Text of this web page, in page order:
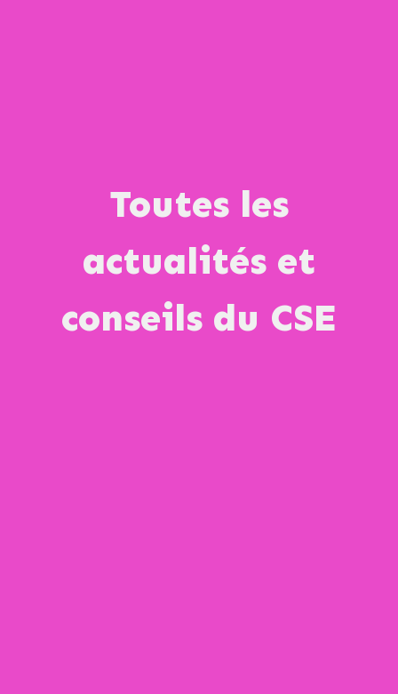
Toutes les
actualités et
conseils du CSE